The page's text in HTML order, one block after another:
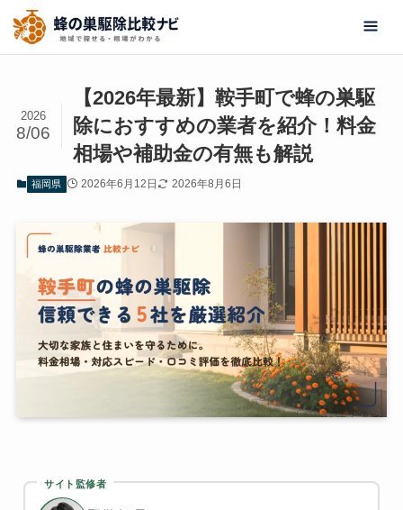
【2026年最新】鞍手町で蜂の巣駆
除におすすめの業者を紹介！料金
相場や補助金の有無も解説
2026
8/06
福岡県 2026年6月12日 2026年8月6日
サイト監修者